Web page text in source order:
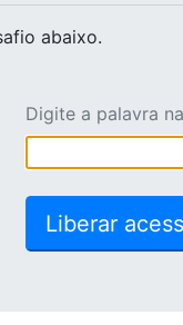
abaixo.
Digite a palavra